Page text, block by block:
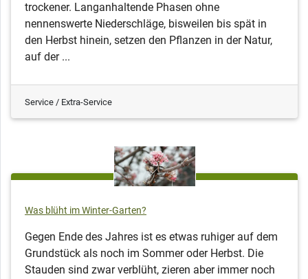
trockener. Langanhaltende Phasen ohne
nennenswerte Niederschläge, bisweilen bis spät in
den Herbst hinein, setzen den Pflanzen in der Natur,
auf der ...
Service / Extra-Service
Was blüht im Winter-Garten?
Gegen Ende des Jahres ist es etwas ruhiger auf dem
Grundstück als noch im Sommer oder Herbst. Die
Stauden sind zwar verblüht, zieren aber immer noch